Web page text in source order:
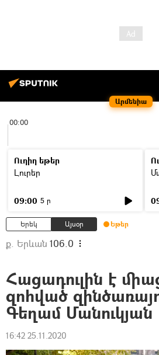
Արմենիա
00:00
Ուղիղ եթեր
Լուրեր
09:00 5 ր
Երեկ Այսօր Եթեր
ք. Երևան 106.0
Հացադուլին է
զոհված
Գեղամ Մանուկյան
16:42 25.11.2020